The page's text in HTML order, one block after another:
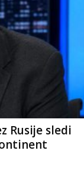
Rusije sledi